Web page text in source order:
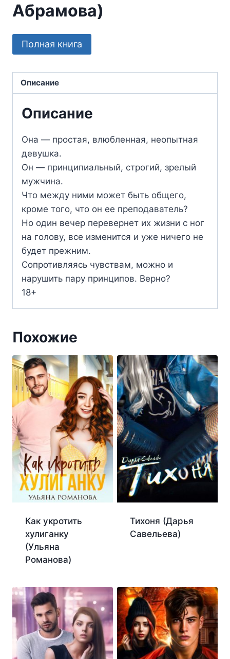
Абрамова)
Полная книга
Описание
Описание
Она — простая, влюбленная, неопытная
девушка.
Он — принципиальный, строгий, зрелый
мужчина.
Что между ними может быть общего,
кроме того, что он ее преподаватель?
Но один вечер перевернет их жизни с ног
на голову, все изменится и уже ничего не
будет прежним.
Сопротивляясь чувствам, можно и
нарушить пару принципов. Верно?
18+
Похожие
Как укротить
хулиганку
(Ульяна
Романова)
Тихоня (Дарья
Савельева)